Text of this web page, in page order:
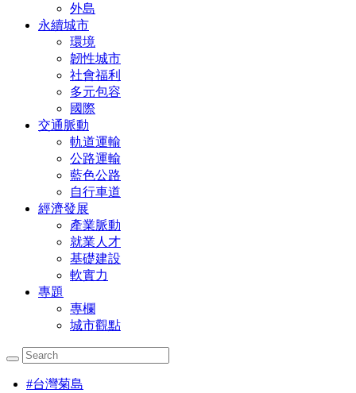
外島
永續城市
環境
韌性城市
社會福利
多元包容
國際
交通脈動
軌道運輸
公路運輸
藍色公路
自行車道
經濟發展
產業脈動
就業人才
基礎建設
軟實力
專題
專欄
城市觀點
#台灣菊島